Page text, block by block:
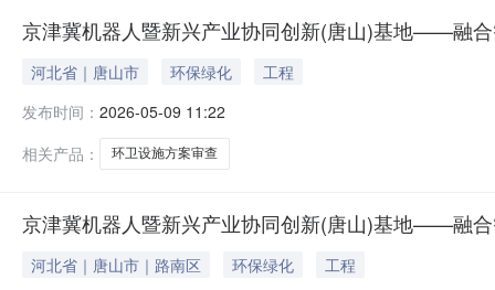
京津冀机器人暨新兴产业协同创新(唐山)基地——融
河北省｜唐山市 环保绿化
工程
发布时间： 2026-05-09 11:22
相关产品：
环卫设施方案审查
京津冀机器人暨新兴产业协同创新(唐山)基地——融
河北省｜唐山市｜路南区 环保绿化
工程